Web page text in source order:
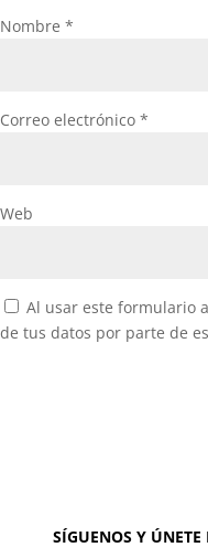
Nombre *
Correo electrónico *
Web
Al usar este formulario
de tus datos por parte de
SÍGUENOS Y ÚNETE